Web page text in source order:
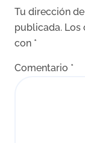
Tu dirección
publicada. Los
con *
Comentario *